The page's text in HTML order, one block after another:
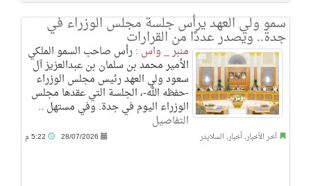
سمو ولي العهد يرأس جلسة مجلس الوزراء في
جدة.. ويصدر عددًا من القرارات
منبر _ واس :رأس صاحب السمو الملكي
الأمير محمد بن سلمان بن عبدالعزيز آل
سعود ولي العهد رئيس مجلس الوزراء
-حفظه الله-، الجلسة التي عقدها مجلس
الوزراء اليوم في جدة. وفي مستهل ..
التفاصيل
آخر الأخبار, أخبار, السلايدر 28/07/2026